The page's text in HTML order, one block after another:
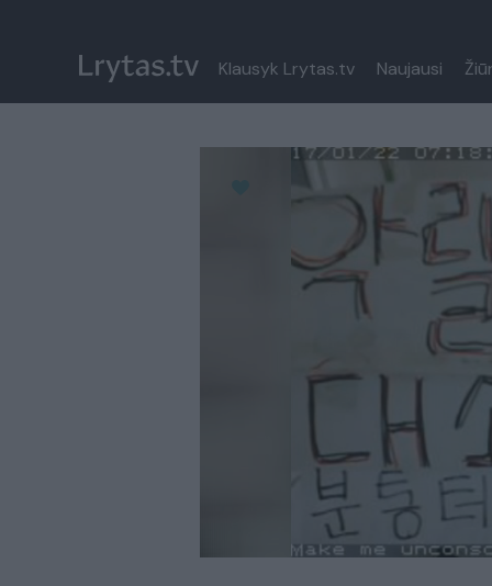
Klausyk Lrytas.tv Naujausi